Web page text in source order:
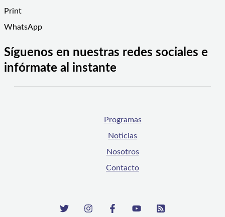
Print
WhatsApp
Síguenos en nuestras redes sociales e
infórmate al instante
Programas
Noticias
Nosotros
Contacto